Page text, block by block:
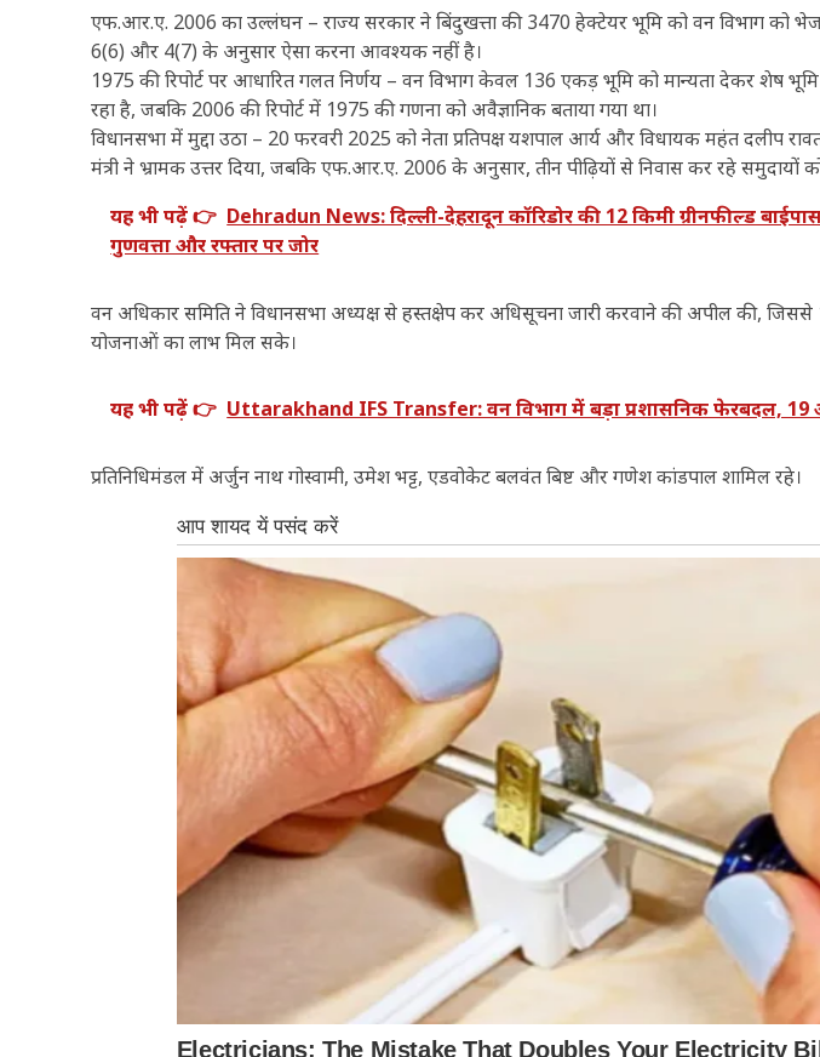
एफ.आर.ए. 2006 का उल्लंघन – राज्य सरकार ने बिंदुखत्ता की 3470 हेक्टेयर भूमि को वन विभाग को
6(6) और 4(7) के अनुसार ऐसा करना आवश्यक नहीं है।
1975 की रिपोर्ट पर आधारित गलत निर्णय – वन विभाग केवल 136 एकड़ भूमि को मान्यता देकर शेष
रहा है, जबकि 2006 की रिपोर्ट में 1975 की गणना को अवैज्ञानिक बताया गया था।
विधानसभा में मुद्दा उठा – 20 फरवरी 2025 को नेता प्रतिपक्ष यशपाल आर्य और विधायक महंत दलीप
मंत्री ने भ्रामक उत्तर दिया, जबकि एफ.आर.ए. 2006 के अनुसार, तीन पीढ़ियों से निवास कर रहे समुदायों
यह भी पढ़ें 👉 Dehradun News: दिल्ली-देहरादून कॉरिडोर की 12 किमी ग्रीनफील्ड
गुणवत्ता और रफ्तार पर जोर
वन अधिकार समिति ने विधानसभा अध्यक्ष से हस्तक्षेप कर अधिसूचना जारी करवाने की अपील की, जिससे
योजनाओं का लाभ मिल सके।
यह भी पढ़ें 👉 Uttarakhand IFS Transfer: वन विभाग में बड़ा प्रशासनिक फेरबदल, 19
प्रतिनिधिमंडल में अर्जुन नाथ गोस्वामी, उमेश भट्ट, एडवोकेट बलवंत बिष्ट और गणेश कांडपाल शामिल रहे।